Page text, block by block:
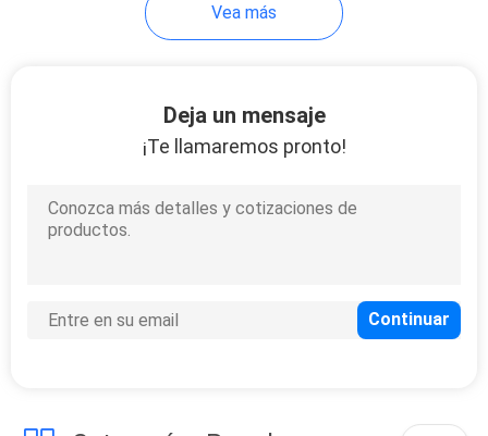
Vea más
Deja un mensaje
¡Te llamaremos pronto!